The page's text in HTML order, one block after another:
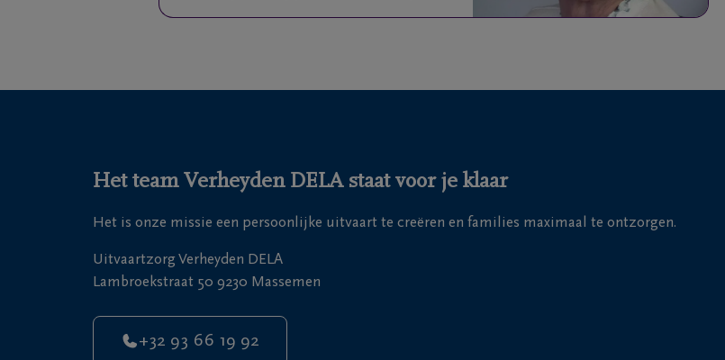
Het team Verheyden DELA staat voor je klaar
Het is onze missie een persoonlijke uitvaart te creëren en families maximaal te ontzorgen.
Uitvaartzorg Verheyden DELA
Lambroekstraat 50 9230 Massemen
+32 93 66 19 92